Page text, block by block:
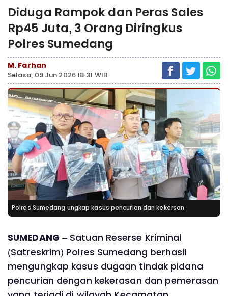
Diduga Rampok dan Peras Sales
Rp45 Juta, 3 Orang Diringkus
Polres Sumedang
M. Farhan
Selasa, 09 Jun 2026 18:31 WIB
Polres Sumedang ungkap kasus pencurian dan kekersan
SUMEDANG – Satuan Reserse Kriminal
(Satreskrim) Polres Sumedang berhasil
mengungkap kasus dugaan tindak pidana
pencurian dengan kekerasan dan pemerasan